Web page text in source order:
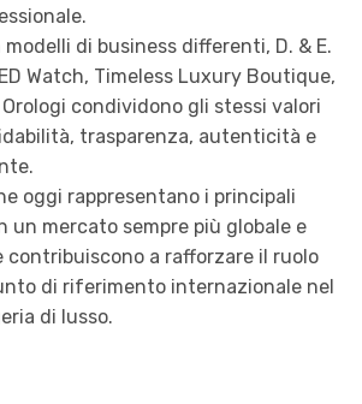
di business differenti, D. & E.
Watch, Timeless Luxury Boutique,
Orologi condividono gli stessi valori
trasparenza, autenticità e
oggi rappresentano i principali
mercato sempre più globale e
contribuiscono a rafforzare il ruolo
di riferimento internazionale nel
di lusso.